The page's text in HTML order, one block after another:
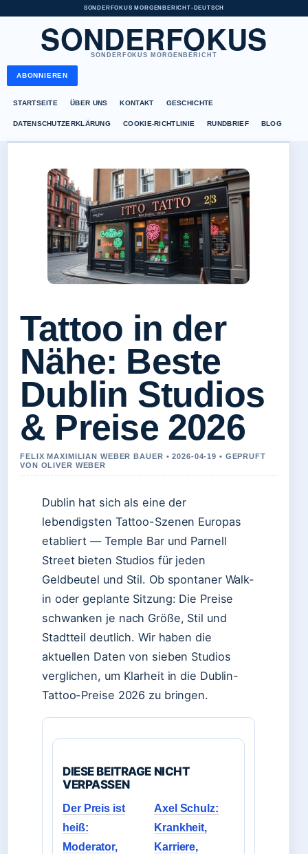
SONDERFOKUS MORGENBERICHT• DEUTSCH
SONDERFOKUS
SONDERFOKUS MORGENBERICHT
ABONNIEREN
STARTSEITE ÜBER UNS KONTAKT GESCHICHTE
DATENSCHUTZERKLÄRUNG COOKIE-RICHTLINIE RUNDBRIEF BLOG
Tattoo in der
Nähe: Beste
Dublin Studios
& Preise 2026
FELIX MAXIMILIAN WEBER BAUER • 2026-04-19 • GEPRUFT
VON OLIVER WEBER
Dublin hat sich als eine der
lebendigsten Tattoo-Szenen Europas
etabliert — Temple Bar und Parnell
Street bieten Studios für jeden
Geldbeutel und Stil. Ob spontaner Walk-
in oder geplante Sitzung: Die Preise
schwanken je nach Größe, Stil und
Stadtteil deutlich. Wir haben die
aktuellen Daten von sieben Studios
verglichen, um Klarheit in die Dublin-
Tattoo-Preise 2026 zu bringen.
DIESE BEITRAGE NICHT
VERPASSEN
Der Preis ist
heiß:
Moderator,
Axel Schulz:
Krankheit,
Karriere,